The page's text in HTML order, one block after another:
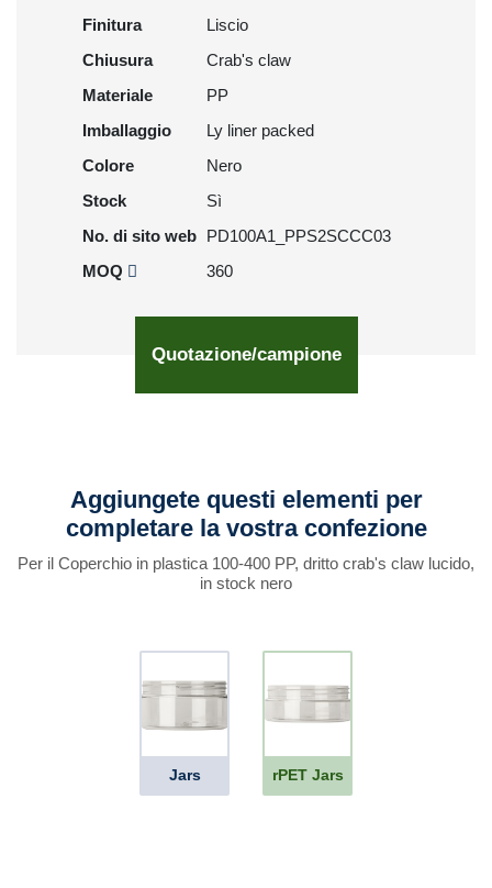
Finitura
Liscio
Chiusura
Crab's claw
Materiale
PP
Imballaggio
Ly liner packed
Colore
Nero
Stock
Sì
No. di sito web PD100A1_PPS2SCCC03
MOQ
360
Quotazione/campione
Aggiungete questi elementi per
completare la vostra confezione
Per il Coperchio in plastica 100-400 PP, dritto crab's claw lucido,
in stock nero
Jars rPET Jars